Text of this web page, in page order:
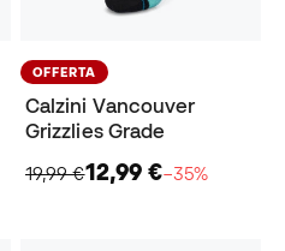
OFFERTA
Calzini Vancouver
Grizzlies Grade
19,99 €12,99 €−35%